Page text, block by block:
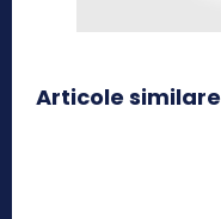
Articole similare